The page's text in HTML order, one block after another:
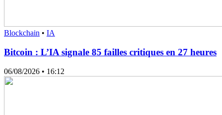
Blockchain • IA
Bitcoin : L’IA signale 85 failles critiques en 27 heures
06/08/2026 • 16:12